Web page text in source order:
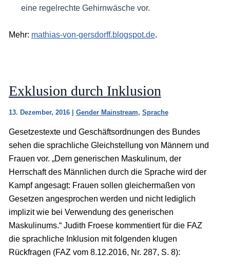
eine regelrechte Gehirnwäsche vor.
Mehr: mathias-von-gersdorff.blogspot.de.
Exklusion durch Inklusion
13. Dezember, 2016 Gender Mainstream, Sprache
Gesetzestexte und Geschäftsordnungen des Bundes
sehen die sprachliche Gleichstellung von Männern und
Frauen vor. „Dem generischen Maskulinum, der
Herrschaft des Männlichen durch die Sprache wird der
Kampf angesagt: Frauen sollen gleichermaßen von
Gesetzen angesprochen werden und nicht lediglich
implizit wie bei Verwendung des generischen
Maskulinums.“ Judith Froese kommentiert für die FAZ
die sprachliche Inklusion mit folgenden klugen
Rückfragen (FAZ vom 8.12.2016, Nr. 287, S. 8):